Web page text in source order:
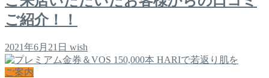
ご紹介！！
2021年6月21日 wish
ご案内